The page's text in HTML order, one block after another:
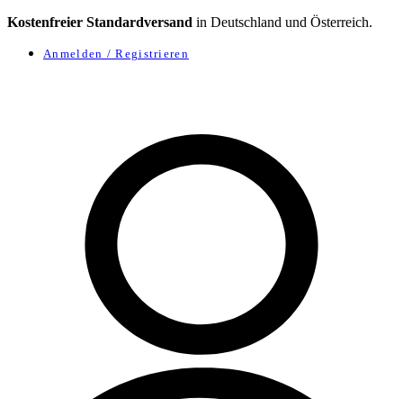
Kostenfreier Standardversand in Deutschland und Österreich.
Anmelden / Registrieren